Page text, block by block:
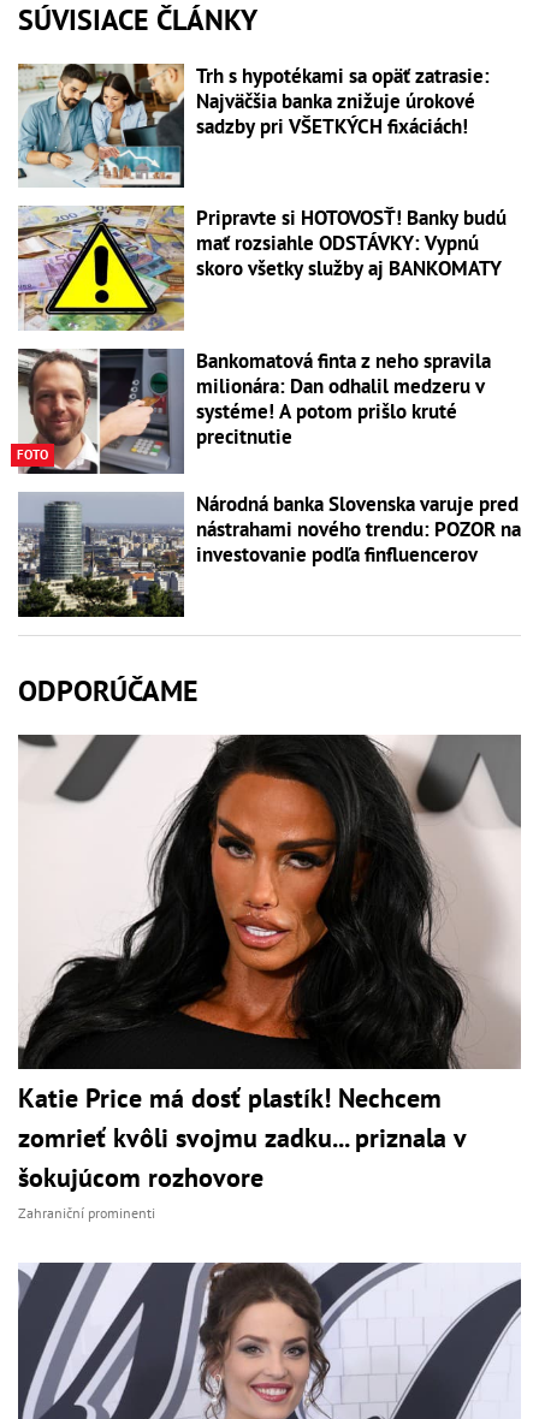
SÚVISIACE ČLÁNKY
Trh s hypotékami sa opäť zatrasie:
Najväčšia banka znižuje úrokové
sadzby pri VŠETKÝCH fixáciách!
Pripravte si HOTOVOSŤ! Banky budú
mať rozsiahle ODSTÁVKY: Vypnú
skoro všetky služby aj BANKOMATY
FOTO
Bankomatová finta z neho spravila
milionára: Dan odhalil medzeru v
systéme! A potom prišlo kruté
precitnutie
Národná banka Slovenska varuje pred
nástrahami nového trendu: POZOR na
investovanie podľa finfluencerov
ODPORÚČAME
Katie Price má dosť plastík! Nechcem
zomrieť kvôli svojmu zadku... priznala v
šokujúcom rozhovore
Zahraniční prominenti